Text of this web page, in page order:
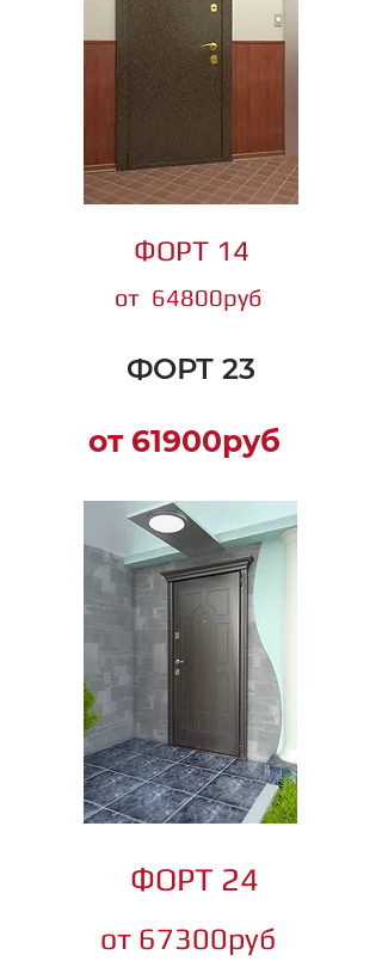
ФОРТ 14
от 64800руб
ФОРТ 23
от 61900руб
ФОРТ 24
от 67300руб